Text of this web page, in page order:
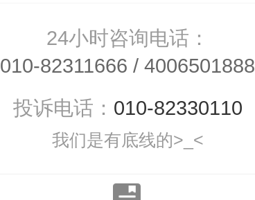
24小时咨询电话：
010-82311666 / 4006501888
投诉电话： 010-82330110
我们是有底线的>_<